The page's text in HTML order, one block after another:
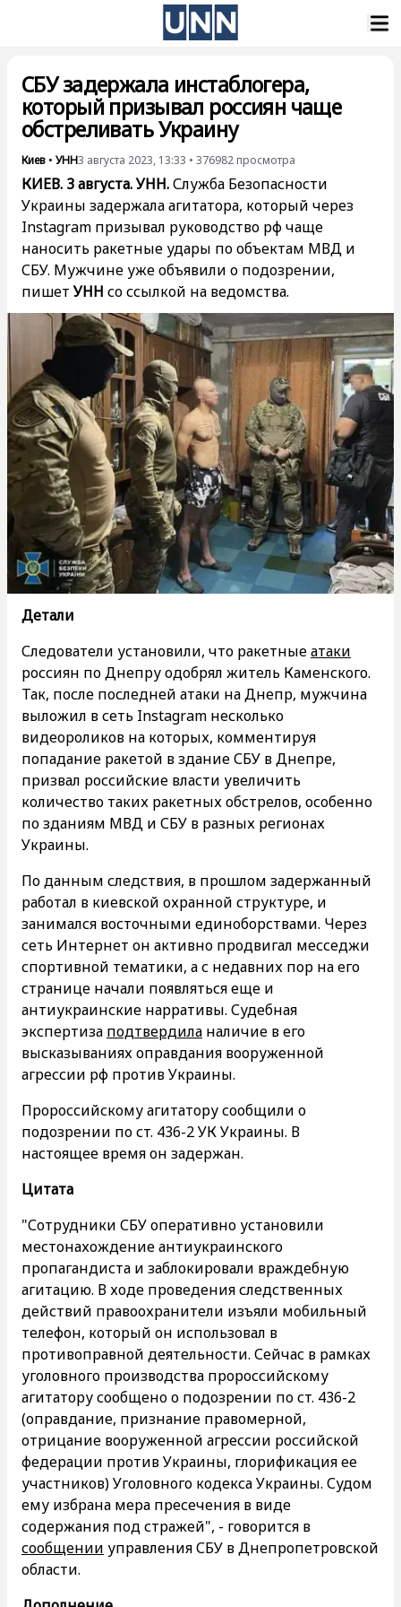
СБУ задержала инстаблогера,
который призывал россиян чаще
обстреливать Украину
Киев • УНН3 августа 2023, 13:33 • 376982 просмотра
КИЕВ. 3 августа. УНН.Служба Безопасности
Украины задержала агитатора, который через
Instagram призывал руководство рф чаще
наносить ракетные удары по объектам МВД и
СБУ. Мужчине уже объявили о подозрении,
пишетУНН со ссылкой на ведомства.
Детали
Следователи установили, что ракетныеатаки
россиян по Днепру одобрял житель Каменского.
Так, после последней атаки на Днепр, мужчина
выложил в сеть Instagram несколько
видеороликов на которых, комментируя
попадание ракетой в здание СБУ в Днепре,
призвал российские власти увеличить
количество таких ракетных обстрелов, особенно
по зданиям МВД и СБУ в разных регионах
Украины.
По данным следствия, в прошлом задержанный
работал в киевской охранной структуре, и
занимался восточными единоборствами. Через
сеть Интернет он активно продвигал месседжи
спортивной тематики, а с недавних пор на его
странице начали появляться еще и
антиукраинские нарративы. Судебная
экспертиза подтвердила наличие в его
высказываниях оправдания вооруженной
агрессии рф против Украины.
Пророссийскому агитатору сообщили о
подозрении по ст. 436-2 УК Украины. В
настоящее время он задержан.
Цитата
"Сотрудники СБУ оперативно установили
местонахождение антиукраинского
пропагандиста и заблокировали враждебную
агитацию. В ходе проведения следственных
действий правоохранители изъяли мобильный
телефон, который он использовал в
противоправной деятельности. Сейчас в рамках
уголовного производства пророссийскому
агитатору сообщено о подозрении по ст. 436-2
(оправдание, признание правомерной,
отрицание вооруженной агрессии российской
федерации против Украины, глорификация ее
участников) Уголовного кодекса Украины. Судом
ему избрана мера пресечения в виде
содержания под стражей", - говорится в
сообщении управления СБУ в Днепропетровской
области.